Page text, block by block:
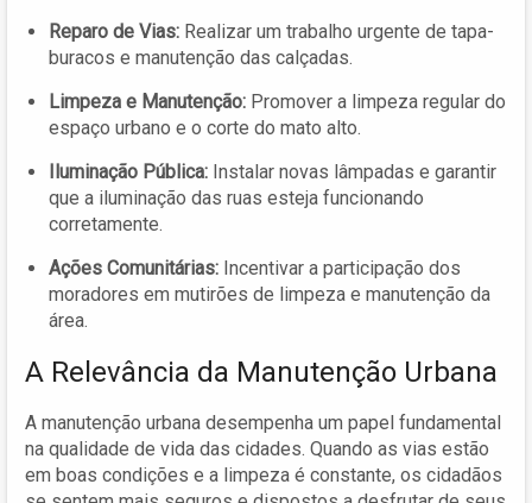
Reparo de Vias: Realizar um trabalho urgente de tapa-
buracos e manutenção das calçadas.
Limpeza e Manutenção: Promover a limpeza regular do
espaço urbano e o corte do mato alto.
Iluminação Pública: Instalar novas lâmpadas e garantir
que a iluminação das ruas esteja funcionando
corretamente.
Ações Comunitárias: Incentivar a participação dos
moradores em mutirões de limpeza e manutenção da
área.
A Relevância da Manutenção Urbana
A manutenção urbana desempenha um papel fundamental
na qualidade de vida das cidades. Quando as vias estão
em boas condições e a limpeza é constante, os cidadãos